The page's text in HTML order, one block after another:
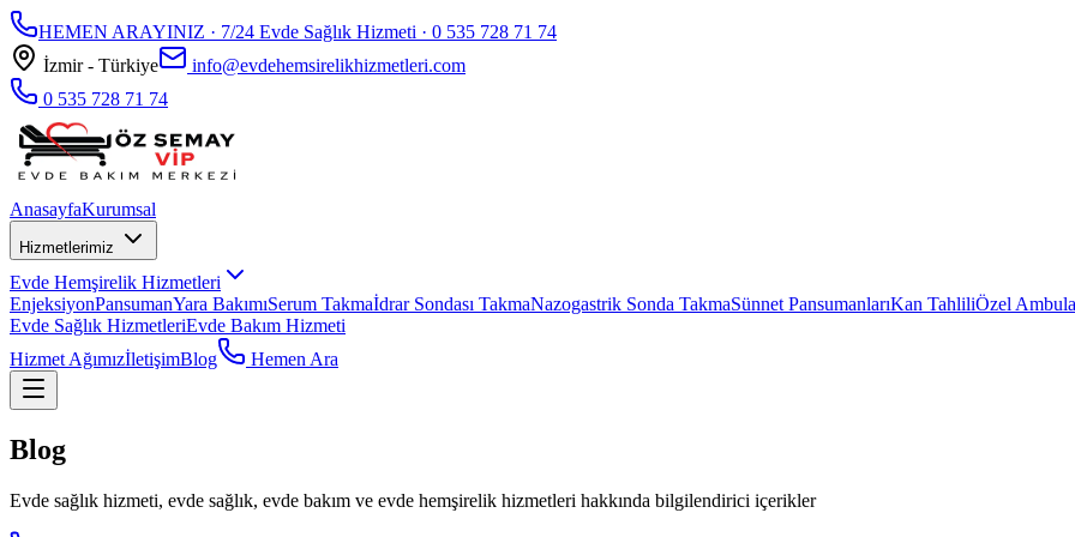
HEMEN ARAYINIZ · 7/24 Evde Sağlık Hizmeti · 0 535 728 71 74
İzmir - Türkiye
info@evdehemsirelikhizmetleri.com
0 535 728 71 74
AnasayfaKurumsal
Hizmetlerimiz
Evde Hemşirelik Hizmetleri
EnjeksiyonPansumanYara BakımıSerum Takmaİdrar Sondası TakmaNazogastrik Sonda TakmaSünnet PansumanlarıKan TahliliÖzel
Evde Sağlık HizmetleriEvde Bakım Hizmeti
Hizmet AğımızİletişimBlog Hemen Ara
Blog
Evde sağlık hizmeti, evde sağlık, evde bakım ve evde hemşirelik hizmetleri hakkında bilgilendirici içerikler